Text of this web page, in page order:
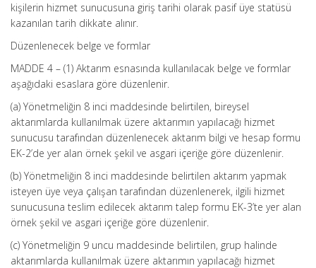
kişilerin hizmet sunucusuna giriş tarihi olarak pasif üye statüsü
kazanılan tarih dikkate alınır.
Düzenlenecek belge ve formlar
MADDE 4 – (1) Aktarım esnasında kullanılacak belge ve formlar
aşağıdaki esaslara göre düzenlenir.
(a) Yönetmeliğin 8 inci maddesinde belirtilen, bireysel
aktarımlarda kullanılmak üzere aktarımın yapılacağı hizmet
sunucusu tarafından düzenlenecek aktarım bilgi ve hesap formu
EK-2’de yer alan örnek şekil ve asgari içeriğe göre düzenlenir.
(b) Yönetmeliğin 8 inci maddesinde belirtilen aktarım yapmak
isteyen üye veya çalışan tarafından düzenlenerek, ilgili hizmet
sunucusuna teslim edilecek aktarım talep formu EK-3’te yer alan
örnek şekil ve asgari içeriğe göre düzenlenir.
(c) Yönetmeliğin 9 uncu maddesinde belirtilen, grup halinde
aktarımlarda kullanılmak üzere aktarımın yapılacağı hizmet